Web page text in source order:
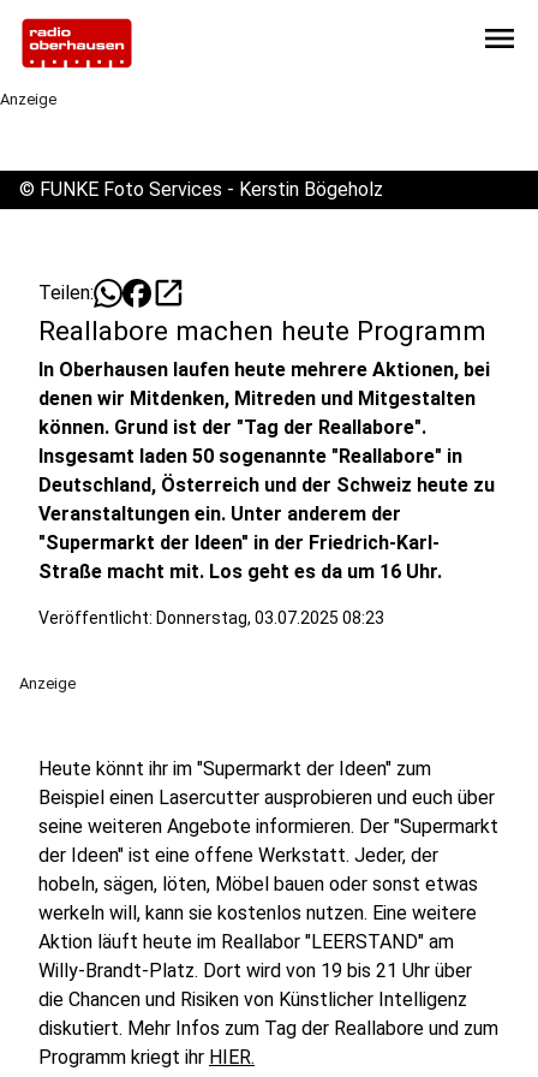
menu
Anzeige
© FUNKE Foto Services - Kerstin Bögeholz
Teilen: open_in_new
Reallabore machen heute Programm
In Oberhausen laufen heute mehrere Aktionen, bei
denen wir Mitdenken, Mitreden und Mitgestalten
können. Grund ist der "Tag der Reallabore".
Insgesamt laden 50 sogenannte "Reallabore" in
Deutschland, Österreich und der Schweiz heute zu
Veranstaltungen ein. Unter anderem der
"Supermarkt der Ideen" in der Friedrich-Karl-
Straße macht mit. Los geht es da um 16 Uhr.
Veröffentlicht: Donnerstag, 03.07.2025 08:23
Anzeige
Heute könnt ihr im "Supermarkt der Ideen" zum
Beispiel einen Lasercutter ausprobieren und euch über
seine weiteren Angebote informieren. Der "Supermarkt
der Ideen" ist eine offene Werkstatt. Jeder, der
hobeln, sägen, löten, Möbel bauen oder sonst etwas
werkeln will, kann sie kostenlos nutzen. Eine weitere
Aktion läuft heute im Reallabor "LEERSTAND" am
Willy-Brandt-Platz. Dort wird von 19 bis 21 Uhr über
die Chancen und Risiken von Künstlicher Intelligenz
diskutiert. Mehr Infos zum Tag der Reallabore und zum
Programm kriegt ihr HIER.